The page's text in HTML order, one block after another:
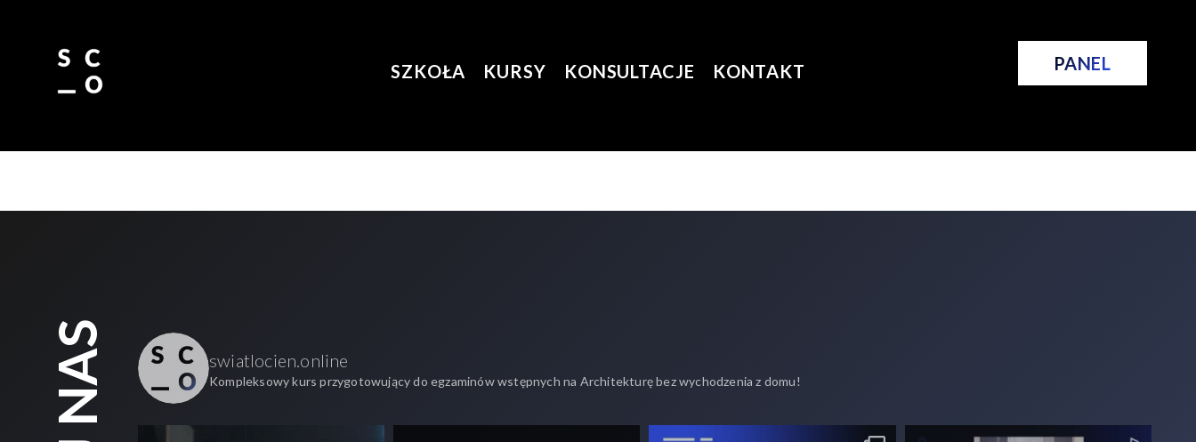
SZKOŁA KURSY KONSULTACJE KONTAKT PANEL
swiatlocien.online
Kompleksowy kurs przygotowujący do egzaminów wstępnych na Architekturę bez wychodzenia z domu!